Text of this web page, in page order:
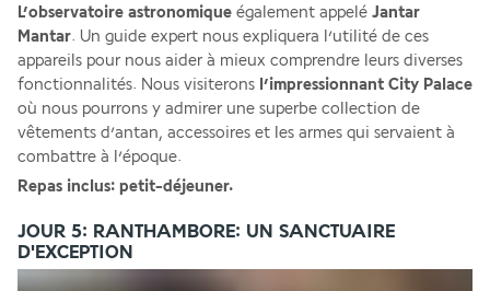
L’observatoire astronomique également appelé Jantar
Mantar. Un guide expert nous expliquera l’utilité de ces
appareils pour nous aider à mieux comprendre leurs diverses
fonctionnalités. Nous visiterons l’impressionnant City Palace
où nous pourrons y admirer une superbe collection de
vêtements d’antan, accessoires et les armes qui servaient à
combattre à l’époque.
Repas inclus: petit-déjeuner.
JOUR 5: RANTHAMBORE: UN SANCTUAIRE
D'EXCEPTION